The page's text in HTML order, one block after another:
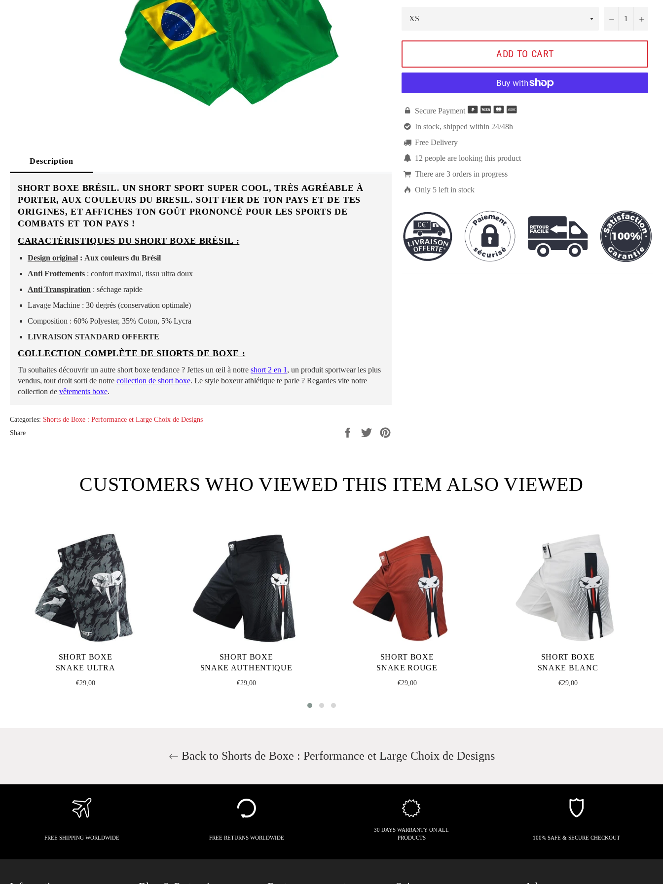
Description
SHORT BOXE BRÉSIL. UN SHORT SPORT SUPER COOL, TRÈS AGRÉABLE À
PORTER, AUX COULEURS DU BRESIL. SOIT FIER DE TON PAYS ET DE TES
ORIGINES, ET AFFICHES TON GOÛT PRONONCÉ POUR LES SPORTS DE
COMBATS ET TON PAYS !
CARACTÉRISTIQUES DU SHORT BOXE BRÉSIL :
Design original : Aux couleurs du Brésil
Anti Frottements : confort maximal, tissu ultra doux
Anti Transpiration : séchage rapide
Lavage Machine : 30 degrés (conservation optimale)
Composition : 60% Polyester, 35% Coton, 5% Lycra
LIVRAISON STANDARD OFFERTE
COLLECTION COMPLÈTE DE SHORTS DE BOXE :
Tu souhaites découvrir un autre short boxe tendance ? Jettes un œil à notre short 2 en 1 , un produit sportwear les plus
vendus, tout droit sorti de notre collection de short boxe. Le style boxeur athlétique te parle ? Regardes vite notre
collection de vêtements boxe.
Categories: Shorts de Boxe : Performance et Large Choix de Designs
Share
Share
Tweet
− +
ADD TO CART
 Secure Payment
 In stock, shipped within 24/48h
 Free Delivery
 12 people are looking this product
 There are 3orders in progress
 Only 5left in stock
CUSTOMERS WHO VIEWED THIS ITEM ALSO VIEWED
SHORT BOXE
SNAKE ULTRA
Regular
€29,00
SHORT BOXE
SNAKE AUTHENTIQUE
Regular
€29,00
SHORT BOXE
SNAKE ROUGE
Regular
€29,00
SHORT BOXE
SNAKE BLANC
Regular
€29,00
Back to Shorts de Boxe : Performance et Large Choix de Designs
FREE SHIPPING WORLDWIDE FREE RETURNS WORLDWIDE
30 DAYS WARRANTY ON ALL
PRODUCTS
100% SAFE & SECURE CHECKOUT